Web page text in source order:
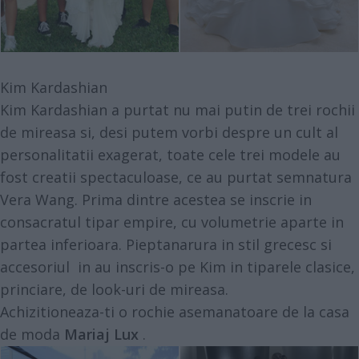
Kim Kardashian
Kim Kardashian a purtat nu mai putin de trei rochii
de mireasa si, desi putem vorbi despre un cult al
personalitatii exagerat, toate cele trei modele au
fost creatii spectaculoase, ce au purtat semnatura
Vera Wang. Prima dintre acestea se inscrie in
consacratul tipar empire, cu volumetrie aparte in
partea inferioara. Pieptanarura in stil grecesc si
accesoriul in au inscris-o pe Kim in tiparele clasice,
princiare, de look-uri de mireasa.
Achizitioneaza-ti o rochie asemanatoare de la casa
de moda Mariaj Lux .